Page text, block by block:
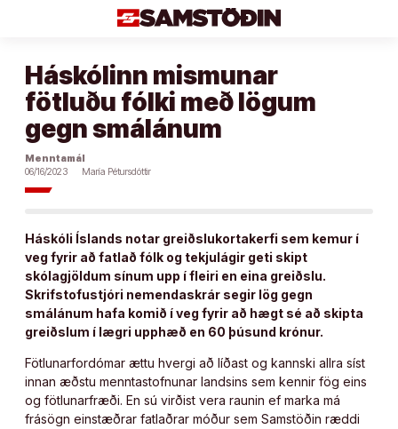
Háskólinn mismunar
fötluðu fólki með lögum
gegn smálánum
Menntamál
06/16/2023
María Pétursdóttir
Háskóli Íslands notar greiðslukortakerfi sem kemur í
veg fyrir að fatlað fólk og tekjulágir geti skipt
skólagjöldum sínum upp í fleiri en eina greiðslu.
Skrifstofustjóri nemendaskrár segir lög gegn
smálánum hafa komið í veg fyrir að hægt sé að skipta
greiðslum í lægri upphæð en 60 þúsund krónur.
Fötlunarfordómar ættu hvergi að líðast og kannski allra síst
innan æðstu menntastofnunar landsins sem kennir fög eins
og fötlunarfræði. En sú virðist vera raunin ef marka má
frásögn einstæðrar fatlaðrar móður sem Samstöðin ræddi